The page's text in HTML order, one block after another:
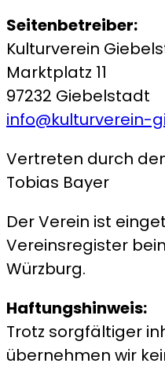
Seitenbetreiber:
Kulturverein
Marktplatz 11
97232 Giebelstadt
info@kulturverein-
Vertreten durch
Tobias Bayer
Der Verein ist
Vereinsregister
Würzburg.
Haftungshinweis:
Trotz sorgfältiger
übernehmen wir